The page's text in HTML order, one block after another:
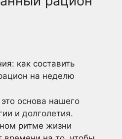
как составить
на неделю
основа нашего
и долголетия.
ритме жизни